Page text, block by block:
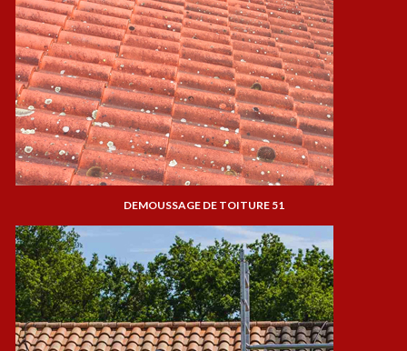
DEMOUSSAGE DE TOITURE 51